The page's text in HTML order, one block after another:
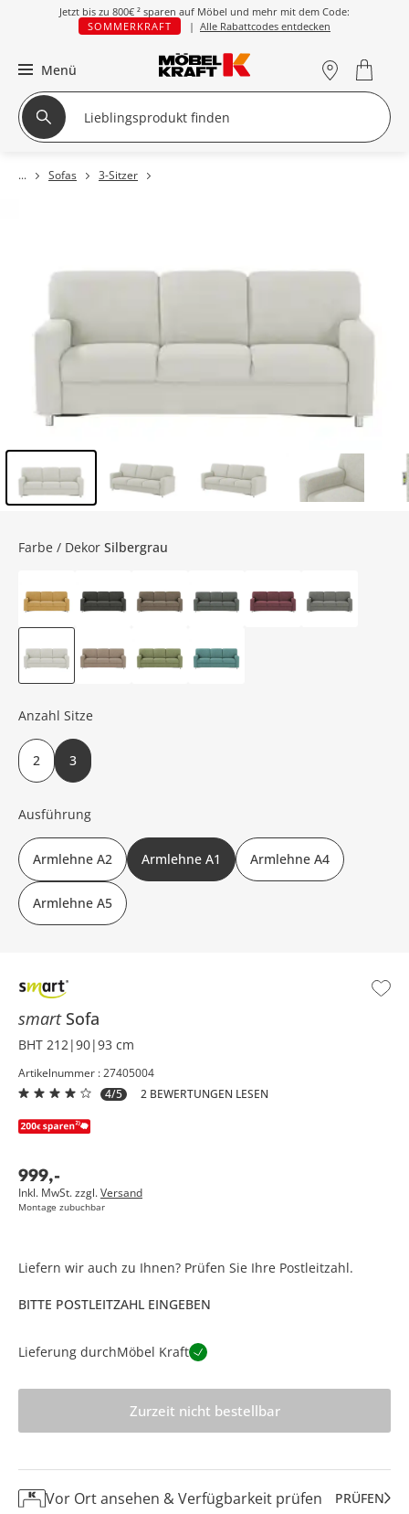
Jetzt bis zu 800€ ² sparen auf Möbel und mehr mit dem Code:
SOMMERKRAFT
| Alle Rabattcodes entdecken
Menü
Sofas 3-Sitzer
smart Sofa
BHT 212|90|93 cm
Artikelnummer : 27405004
4/5
2 BEWERTUNGEN LESEN
999,-
Inkl. MwSt. zzgl.Versand
Montage zubuchbar
Farbe / Dekor Silbergrau
Anzahl Sitze
2 3
Ausführung
Armlehne A2 Armlehne A1 Armlehne A4
Armlehne A5
Liefern wir auch zu Ihnen? Prüfen Sie Ihre Postleitzahl.
BITTE POSTLEITZAHL EINGEBEN
Lieferung durchMöbel Kraft
Zurzeit nicht bestellbar
Vor Ort ansehen & Verfügbarkeit prüfen PRÜFEN